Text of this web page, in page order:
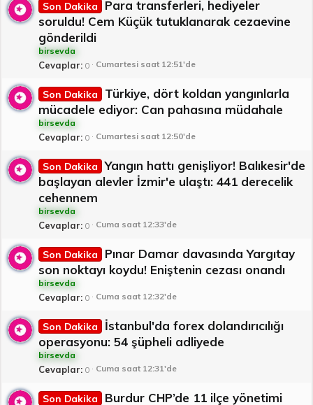
Son Dakika
Para transferleri, hediyeler
soruldu! Cem Küçük tutuklanarak cezaevine
gönderildi
birsevda
Cevaplar 0 Cumartesi saat 12:51'de
Son Dakika
Türkiye, dört koldan yangınlarla
mücadele ediyor: Can pahasına müdahale
birsevda
Cevaplar 0 Cumartesi saat 12:50'de
Son Dakika
Yangın hattı genişliyor! Balıkesir'de
başlayan alevler İzmir'e ulaştı: 441 derecelik
cehennem
birsevda
Cevaplar 0 Cuma saat 12:33'de
Son Dakika
Pınar Damar davasında Yargıtay
son noktayı koydu! Eniştenin cezası onandı
birsevda
Cevaplar 0 Cuma saat 12:32'de
Son Dakika
İstanbul'da forex dolandırıcılığı
operasyonu: 54 şüpheli adliyede
birsevda
Cevaplar 0 Cuma saat 12:31'de
Son Dakika Burdur CHP’de 11 ilçe yönetimi